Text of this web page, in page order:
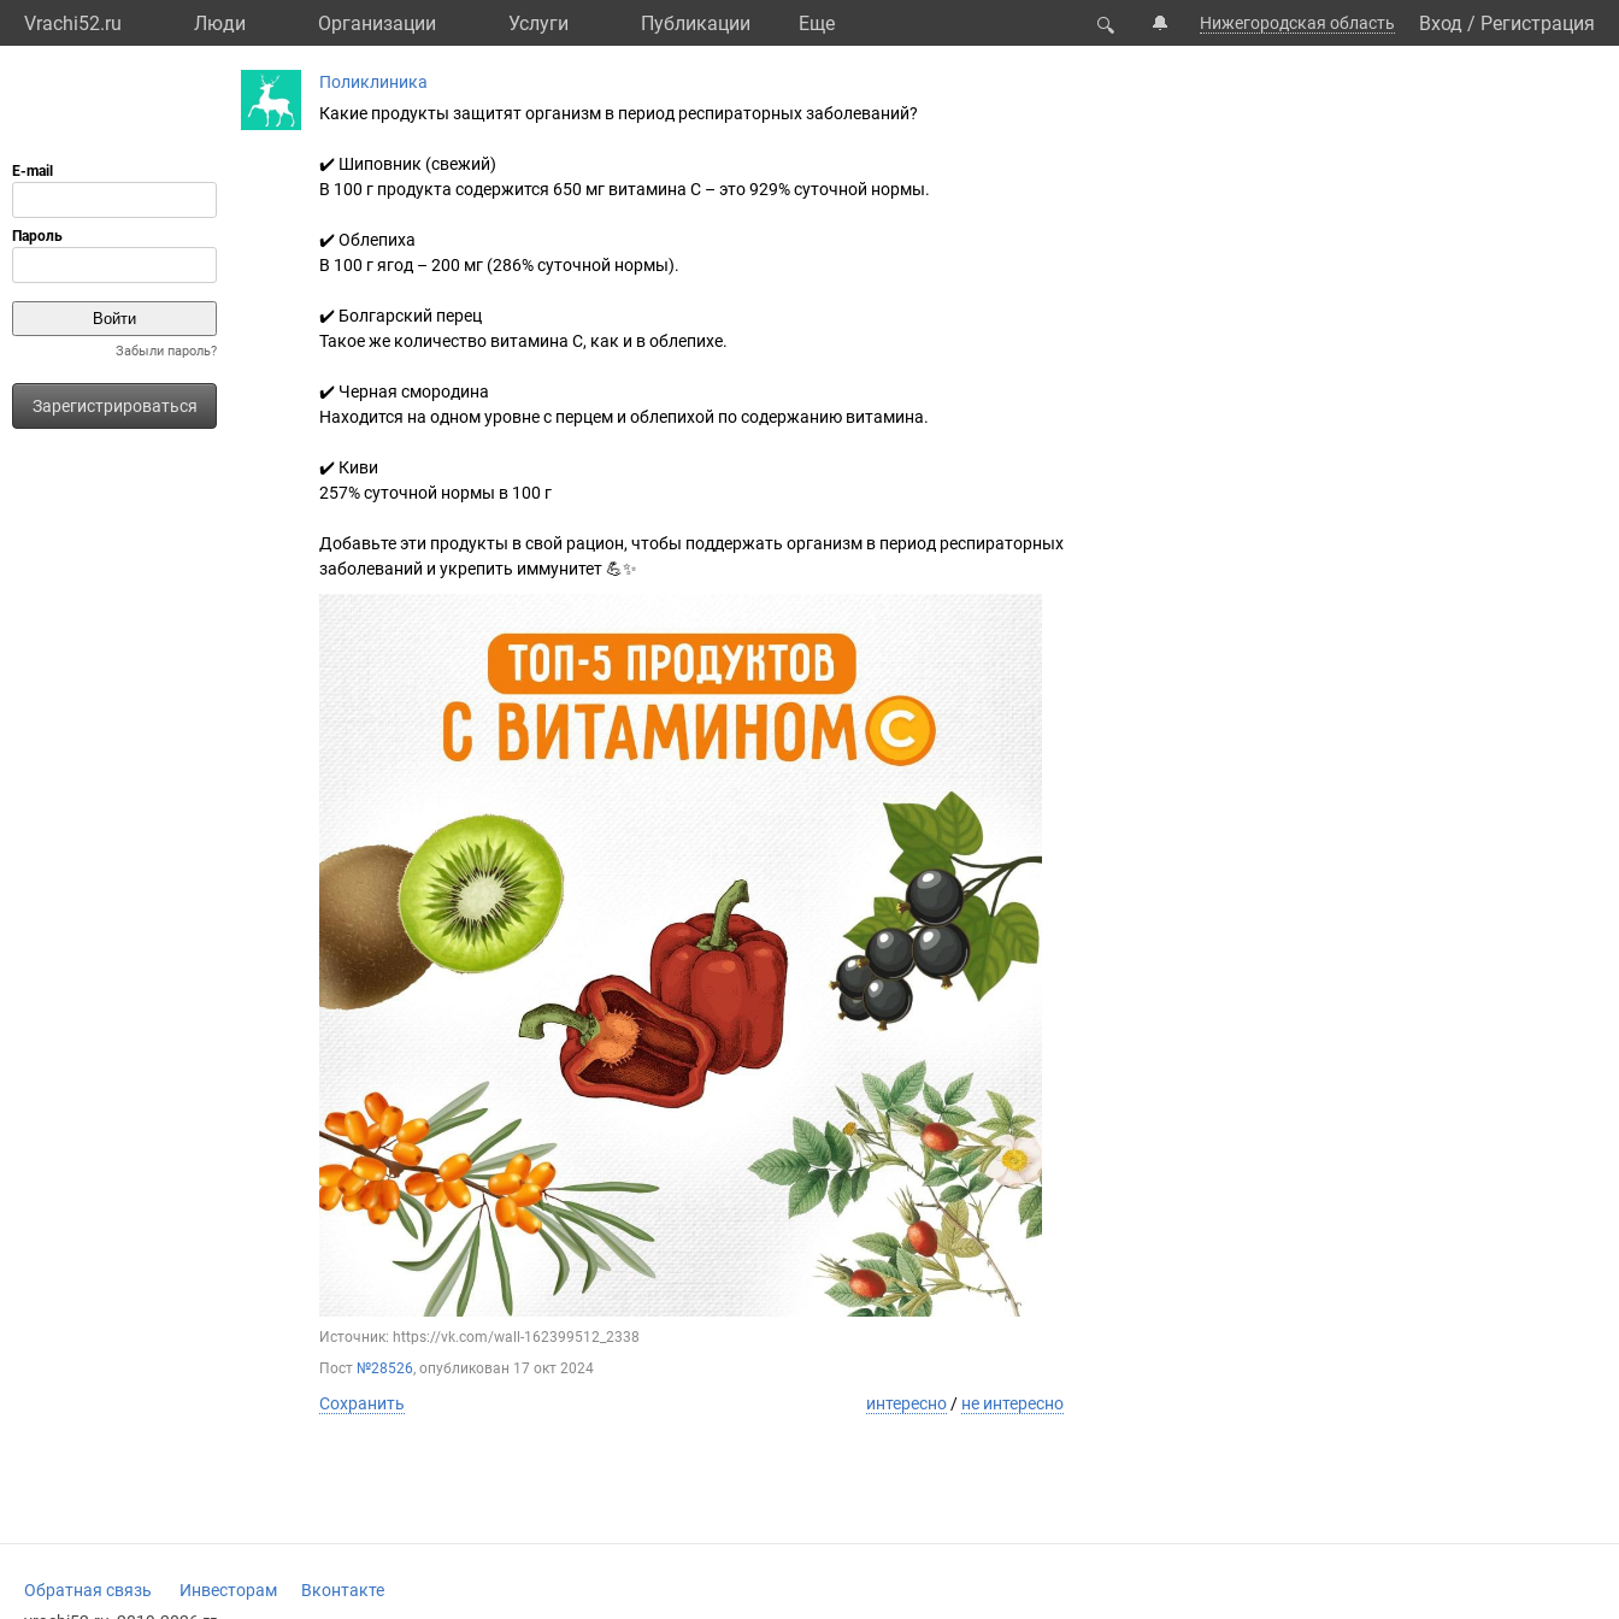
Vrachi52.ru Люди Организации Услуги Публикации Eще 🔍 🔔 Нижегородская область Вход / Регистрация
Забыли пароль?
Зарегистрироваться
Поликлиника
Какие продукты защитят организм в период респираторных заболеваний?
✔️ Шиповник (свежий)
В 100 г продукта содержится 650 мг витамина С – это 929% суточной нормы.
✔️ Облепиха
В 100 г ягод – 200 мг (286% суточной нормы).
✔️ Болгарский перец
Такое же количество витамина C, как и в облепихе.
✔️ Черная смородина
Находится на одном уровне с перцем и облепихой по содержанию витамина.
✔️ Киви
257% суточной нормы в 100 г
Добавьте эти продукты в свой рацион, чтобы поддержать организм в период респираторных
заболеваний и укрепить иммунитет 💪✨
Источник: https://vk.com/wall-162399512_2338
Пост №28526, опубликован 17 окт 2024
Сохранить интересно / не интересно
Обратная связь Инвесторам
Вконтакте